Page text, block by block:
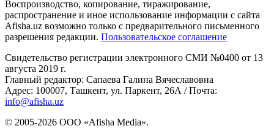
Воспроизводство, копирование, тиражирование,
распространение и иное использование информации с сайта
Afisha.uz возможно только с предварительного письменного
разрешения редакции. Пользовательское соглашение
Свидетельство регистрации электронного СМИ №0400 от 13
августа 2019 г.
Главный редактор: Сапаева Галина Вячеславовна
Адрес: 100007, Ташкент, ул. Паркент, 26А / Почта:
info@afisha.uz
© 2005-2026 ООО «Afisha Media».